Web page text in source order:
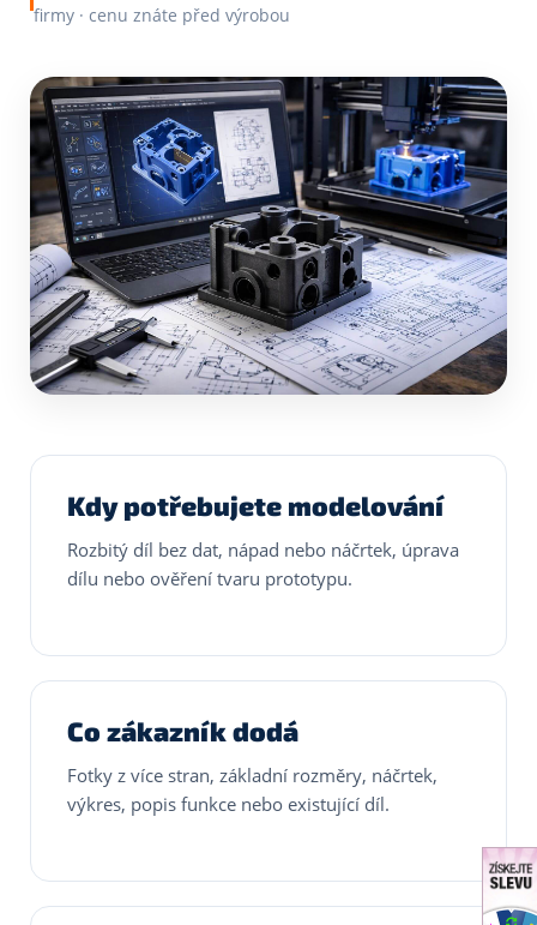
firmy · cenu znáte před výrobou
Kdy potřebujete modelování
Rozbitý díl bez dat, nápad nebo náčrtek, úprava
dílu nebo ověření tvaru prototypu.
Co zákazník dodá
Fotky z více stran, základní rozměry, náčrtek,
výkres, popis funkce nebo existující díl.